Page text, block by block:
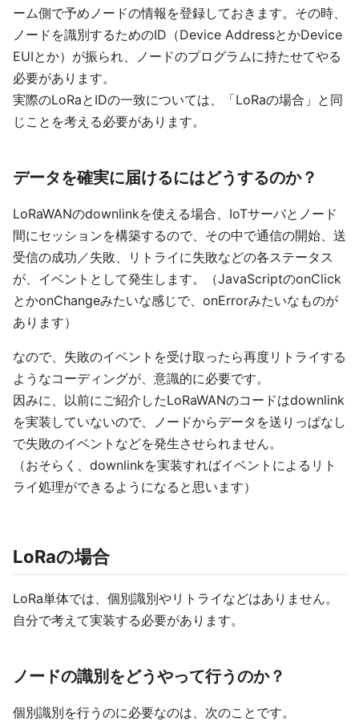
ーム側で予めノードの情報を登録しておきます。その時、
ノードを識別するためのID（Device AddressとかDevice
EUIとか）が振られ、ノードのプログラムに持たせてやる
必要があります。
実際のLoRaとIDの一致については、「LoRaの場合」と同
じことを考える必要があります。
データを確実に届けるにはどうするのか？
LoRaWANのdownlinkを使える場合、IoTサーバとノード
間にセッションを構築するので、その中で通信の開始、送
受信の成功／失敗、リトライに失敗などの各ステータス
が、イベントとして発生します。（JavaScriptのonClick
とかonChangeみたいな感じで、onErrorみたいなものが
あります）
なので、失敗のイベントを受け取ったら再度リトライする
ようなコーディングが、意識的に必要です。
因みに、以前にご紹介したLoRaWANのコードはdownlink
を実装していないので、ノードからデータを送りっぱなし
で失敗のイベントなどを発生させられません。
（おそらく、downlinkを実装すればイベントによるリト
ライ処理ができるようになると思います）
LoRaの場合
LoRa単体では、個別識別やリトライなどはありません。
自分で考えて実装する必要があります。
ノードの識別をどうやって行うのか？
個別識別を行うのに必要なのは、次のことです。